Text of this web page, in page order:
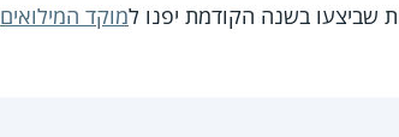
שביצעו בשנה הקודמת יפנו למוקד המילואים